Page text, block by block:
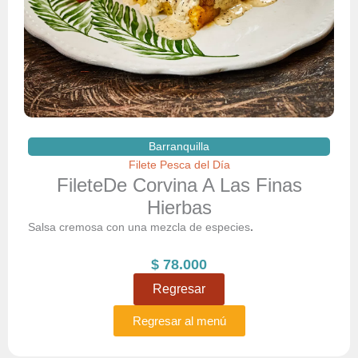
Barranquilla
Filete Pesca del Día
FileteDe Corvina A Las Finas
Hierbas
Salsa cremosa con una mezcla de especies.
$ 78.000
Regresar
Regresar al menú